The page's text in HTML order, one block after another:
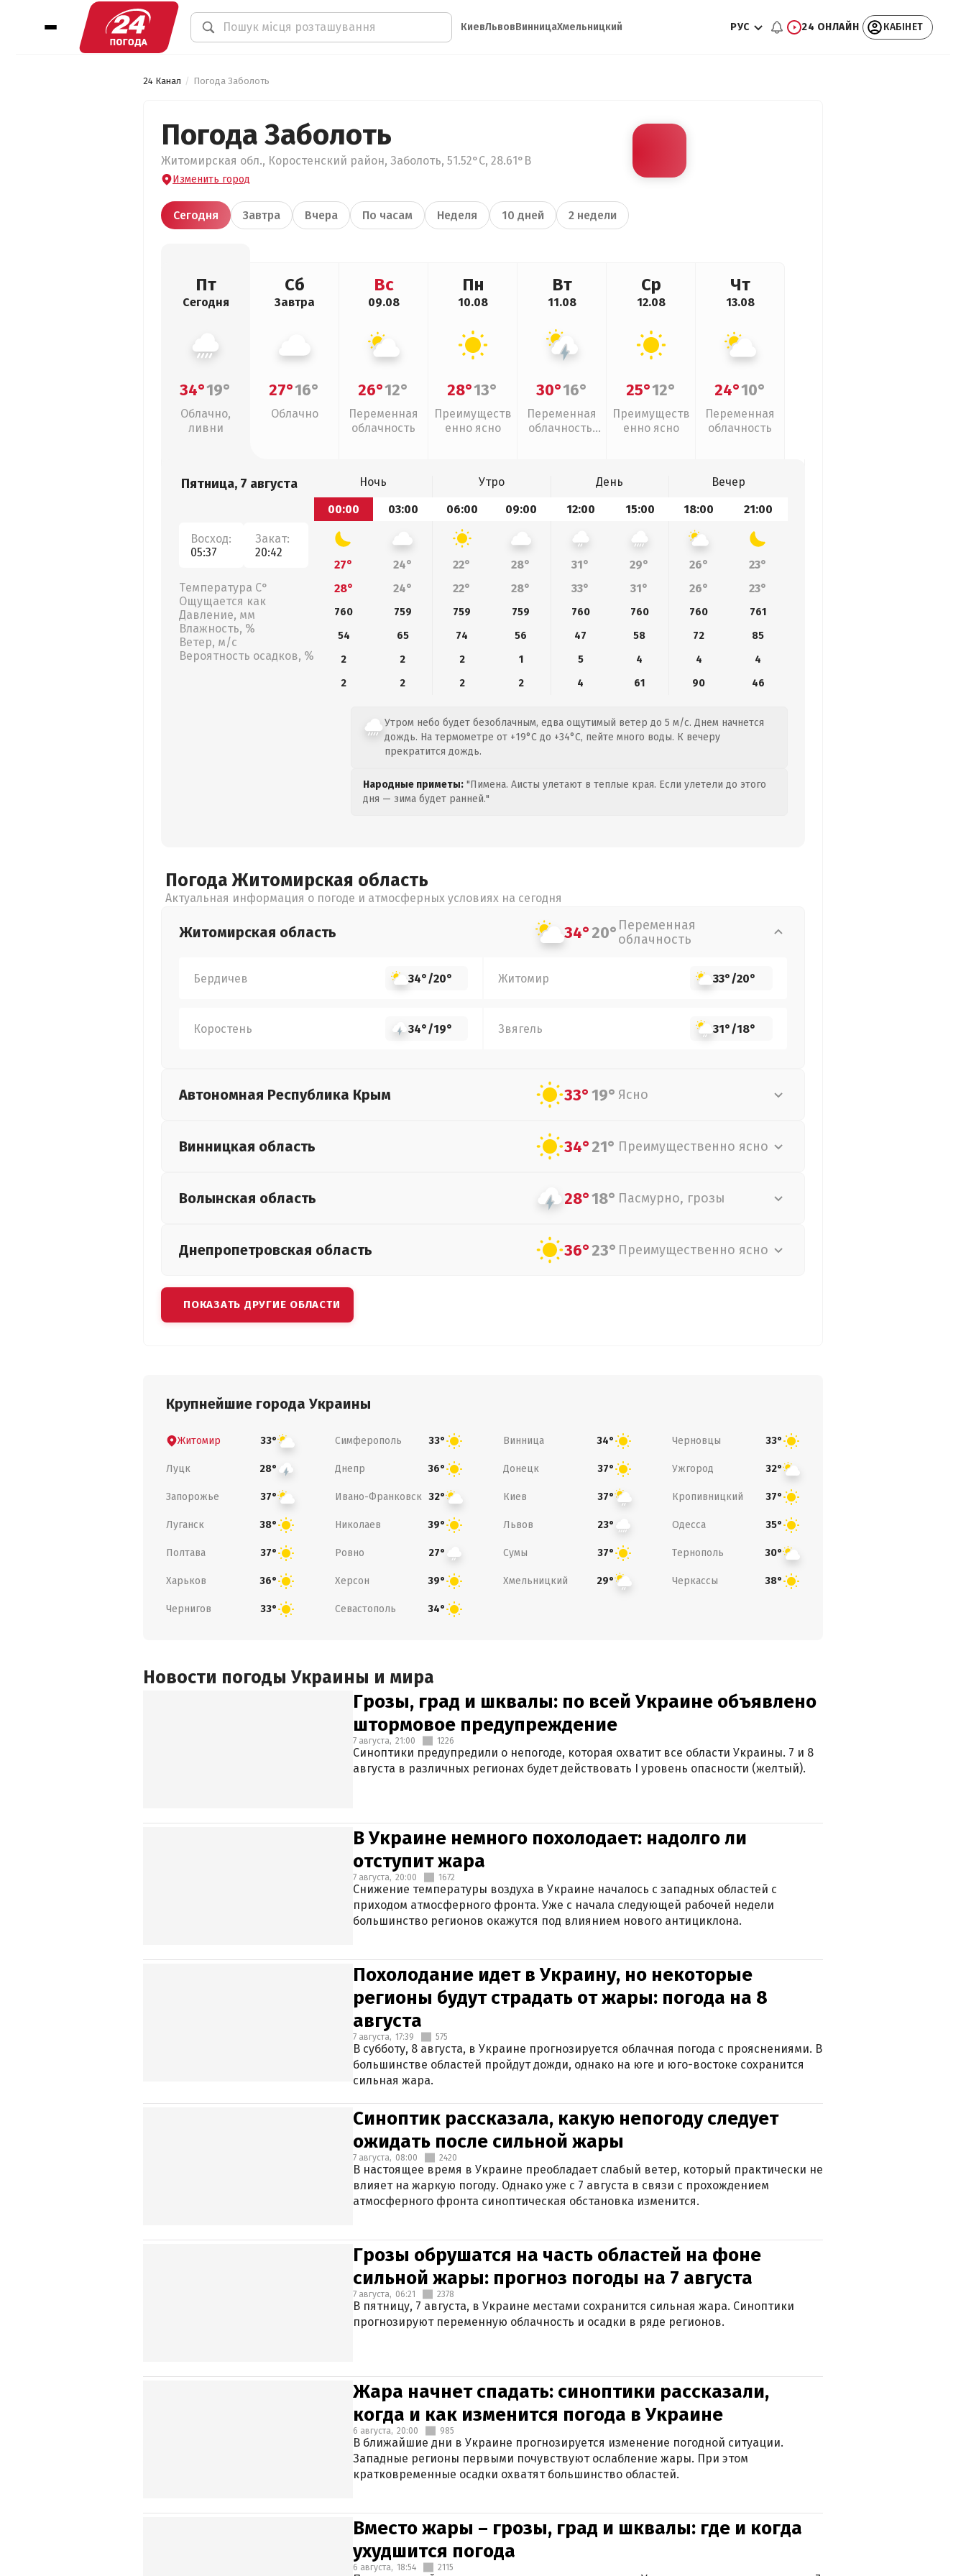
КиевЛьвовВинницаХмельницкий РУС 24 ОНЛАЙН КАБІНЕТ
24 Канал Погода Заболоть
Погода Заболоть
Житомирская обл., Коростенский район, Заболоть, 51.52°С, 28.61°В
Изменить город
Сегодня Завтра Вчера По часам Неделя 10 дней 2 недели
Пт
Сегодня
34°19°
Облачно,
ливни
Сб
Завтра
27°16°
Облачно
Вс
09.08
26°12°
Переменная
облачность
Пн
10.08
28°13°
Преимуществ
енно ясно
Вт
11.08
30°16°
Переменная
облачность,
Ср
12.08
25°12°
Преимуществ
енно ясно
Чт
13.08
24°10°
Переменная
облачность
Пятница, 7 августа
Восход:
05:37
Закат:
20:42
Температура С°
Ощущается как
Давление, мм
Влажность, %
Ветер, м/с
Вероятность осадков, %
Ночь Утро День
Вечер
00:00
03:00 06:00 09:00 12:00 15:00 18:00 21:00
27° 24° 22° 28° 31° 29° 26°
23°
28°
24° 22° 28° 33° 31° 26° 23°
760 759 759 759 760 760 760
761
54
65 74 56 47 58 72
85
2
2 2 1 5 4 4
4
2
2 2 2 4 61 90 46
Утром небо будет безоблачным, едва ощутимый ветер до 5 м/с. Днем начнется
дождь. На термометре от +19°C до +34°C, пейте много воды. К вечеру
прекратится дождь.
Народные приметы: "Пимена. Аисты улетают в теплые края. Если улетели до этого
дня — зима будет ранней."
Погода Житомирская область
Актуальная информация о погоде и атмосферных условиях на сегодня
Житомирская область 34°20° Переменная
облачность
Бердичев 34°/20° Житомир 33°/20°
Коростень 34°/19° Звягель 31°/18°
Автономная Республика Крым 33°19° Ясно
Винницкая область 34°21° Преимущественно ясно
Волынская область 28°18° Пасмурно, грозы
Днепропетровская область 36°23° Преимущественно ясно
ПОКАЗАТЬ ДРУГИЕ ОБЛАСТИ
Крупнейшие города Украины
Житомир 33° Симферополь 33° Винница 34° Черновцы 33°
Луцк 28° Днепр 36° Донецк 37° Ужгород 32°
Запорожье 37° Ивано-Франковск 32° Киев 37° Кропивницкий 37°
Луганск 38° Николаев 39° Львов 23° Одесса 35°
Полтава 37° Ровно 27° Сумы 37° Тернополь 30°
Харьков 36° Херсон 39° Хмельницкий 29° Черкассы 38°
Чернигов 33° Севастополь 34°
Новости погоды Украины и мира
Грозы, град и шквалы: по всей Украине объявлено
штормовое предупреждение
7 августа, 21:00 1226
Синоптики предупредили о непогоде, которая охватит все области Украины. 7 и 8
августа в различных регионах будет действовать I уровень опасности (желтый).
В Украине немного похолодает: надолго ли
отступит жара
7 августа, 20:00 1672
Снижение температуры воздуха в Украине началось с западных областей с
приходом атмосферного фронта. Уже с начала следующей рабочей недели
большинство регионов окажутся под влиянием нового антициклона.
Похолодание идет в Украину, но некоторые
регионы будут страдать от жары: погода на 8
августа
7 августа, 17:39 575
В субботу, 8 августа, в Украине прогнозируется облачная погода с прояснениями. В
большинстве областей пройдут дожди, однако на юге и юго-востоке сохранится
сильная жара.
Синоптик рассказала, какую непогоду следует
ожидать после сильной жары
7 августа, 08:00 2420
В настоящее время в Украине преобладает слабый ветер, который практически не
влияет на жаркую погоду. Однако уже с 7 августа в связи с прохождением
атмосферного фронта синоптическая обстановка изменится.
Грозы обрушатся на часть областей на фоне
сильной жары: прогноз погоды на 7 августа
7 августа, 06:21 2378
В пятницу, 7 августа, в Украине местами сохранится сильная жара. Синоптики
прогнозируют переменную облачность и осадки в ряде регионов.
Жара начнет спадать: синоптики рассказали,
когда и как изменится погода в Украине
6 августа, 20:00 985
В ближайшие дни в Украине прогнозируется изменение погодной ситуации.
Западные регионы первыми почувствуют ослабление жары. При этом
кратковременные осадки охватят большинство областей.
Вместо жары – грозы, град и шквалы: где и когда
ухудшится погода
6 августа, 18:54 2115